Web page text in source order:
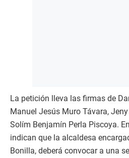
La petición lleva las firmas de
Manuel Jesús Muro Távara,
Solím Benjamín Perla Piscoya.
indican que la alcaldesa
Bonilla, deberá convocar a una